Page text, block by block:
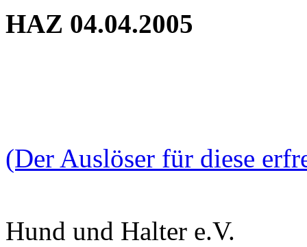
HAZ 04.04.2005
(Der Auslöser für diese
Hund und Halter e.V.